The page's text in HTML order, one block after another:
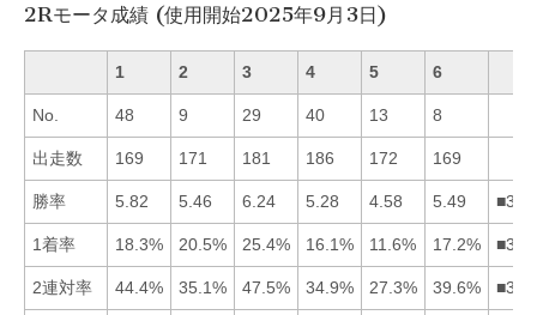
2Rモータ成績 (使用開始2025年9月3日)
1 2 3 4 5 6
No. 48 9 29 40 13 8
出走数 169 171 181 186 172 169
勝率 5.82 5.46 6.24 5.28 4.58 5.49
1着率 18.3% 20.5% 25.4% 16.1% 11.6% 17.2%
2連対率 44.4% 35.1% 47.5% 34.9% 27.3% 39.6%